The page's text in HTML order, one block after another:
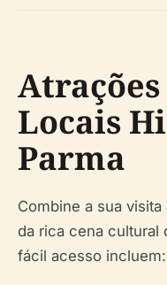
Locais
Parma
Combine a sua
da rica cena cultural
fácil acesso incluem: